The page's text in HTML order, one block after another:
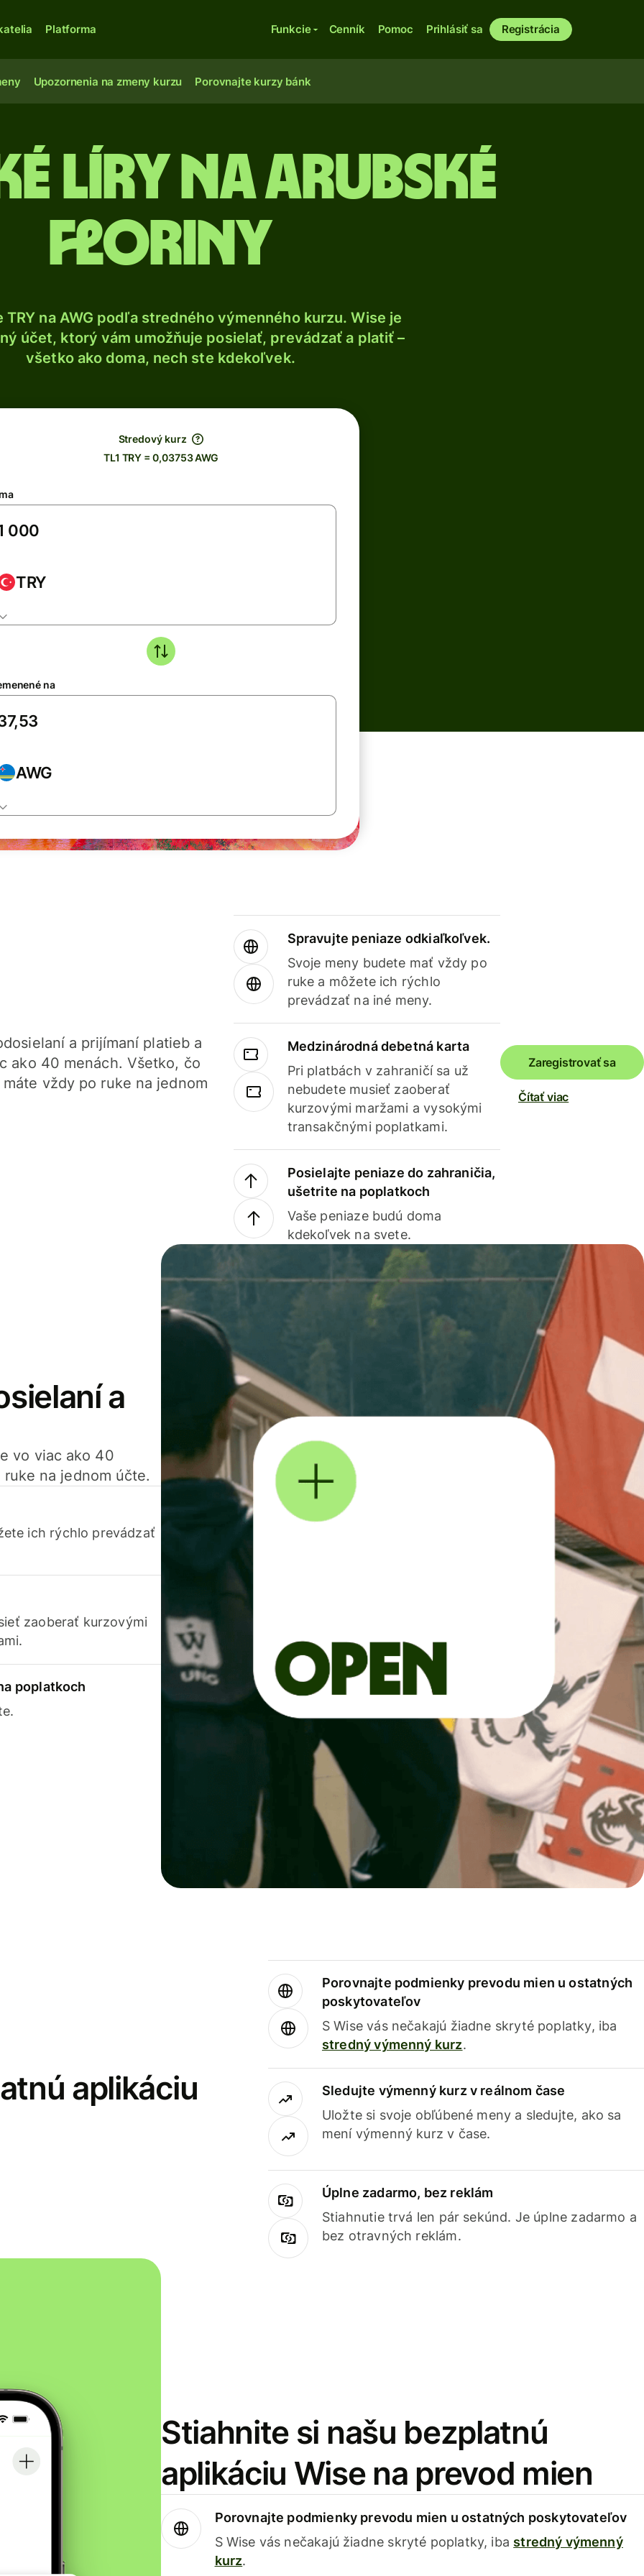
Platforma Funkcie Cenník Pomoc Prihlásiť sa Registrácia
Upozornenia na zmeny kurzu Porovnajte kurzy bánk
líry na arubské
floriny
TRY na AWG podľa stredného výmenného kurzu. Wise je
účet, ktorý vám umožňuje posielať, prevádzať a platiť –
všetko ako doma, nech ste kdekoľvek.
Stredový kurz
TL1 TRY = 0,03753 AWG
TRY
na
AWG
a prijímaní platieb a
ako 40 menách. Všetko, čo
vždy po ruke na jednom
Spravujte peniaze odkiaľkoľvek.
Svoje meny budete mať vždy po
ruke a môžete ich rýchlo
prevádzať na iné meny.
Medzinárodná debetná karta
Pri platbách v zahraničí sa už
nebudete musieť zaoberať
kurzovými maržami a vysokými
transakčnými poplatkami.
Posielajte peniaze do zahraničia,
ušetrite na poplatkoch
Vaše peniaze budú doma
kdekoľvek na svete.
Zaregistrovať sa
Čítať viac
a
vo viac ako 40
na jednom účte.
ich rýchlo prevádzať
zaoberať kurzovými
poplatkoch
aplikáciu
Porovnajte podmienky prevodu mien u ostatných
poskytovateľov
S Wise vás nečakajú žiadne skryté poplatky, iba
stredný výmenný kurz.
Sledujte výmenný kurz v reálnom čase
Uložte si svoje obľúbené meny a sledujte, ako sa
mení výmenný kurz v čase.
Úplne zadarmo, bez reklám
Stiahnutie trvá len pár sekúnd. Je úplne zadarmo a
bez otravných reklám.
Stiahnite si našu bezplatnú
aplikáciu Wise na prevod mien
Porovnajte podmienky prevodu mien u ostatných poskytovateľov
S Wise vás nečakajú žiadne skryté poplatky, iba stredný výmenný
kurz.